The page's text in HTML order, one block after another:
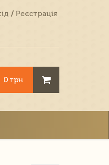
/ Реєстрація
0 грн